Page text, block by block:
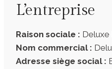
L’entreprise
Raison sociale : Deluxe
Nom commercial :
Adresse siège social :